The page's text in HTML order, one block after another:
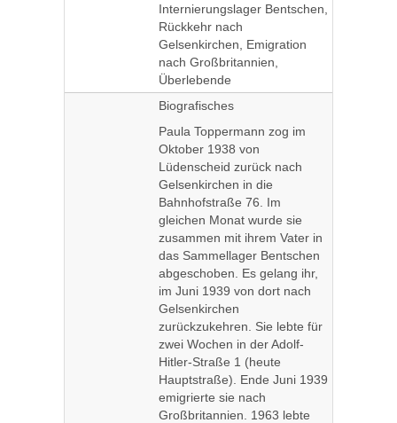
Internierungslager Bentschen,
Rückkehr nach
Gelsenkirchen, Emigration
nach Großbritannien,
Überlebende
Biografisches
Paula Toppermann zog im
Oktober 1938 von
Lüdenscheid zurück nach
Gelsenkirchen in die
Bahnhofstraße 76. Im
gleichen Monat wurde sie
zusammen mit ihrem Vater in
das Sammellager Bentschen
abgeschoben. Es gelang ihr,
im Juni 1939 von dort nach
Gelsenkirchen
zurückzukehren. Sie lebte für
zwei Wochen in der Adolf-
Hitler-Straße 1 (heute
Hauptstraße). Ende Juni 1939
emigrierte sie nach
Großbritannien. 1963 lebte